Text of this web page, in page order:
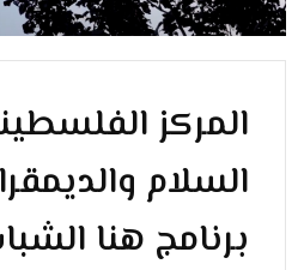
المركز
السلام
برنامج هنا